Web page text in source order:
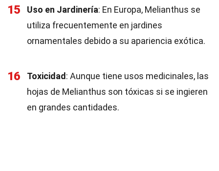
15 Uso en Jardinería: En Europa, Melianthus se
utiliza frecuentemente en jardines
ornamentales debido a su apariencia exótica.
16 Toxicidad : Aunque tiene usos medicinales, las
hojas de Melianthus son tóxicas si se ingieren
en grandes cantidades.